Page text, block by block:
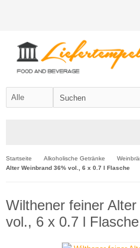
Startseite Alkoholische Getränke
Alter Weinbrand 36% vol., 6 x 0.7 l Flasche
Wilthener feiner
vol., 6 x 0.7 l Flasche